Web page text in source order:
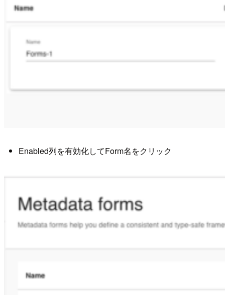
Enabled列を有効化してForm名をクリック